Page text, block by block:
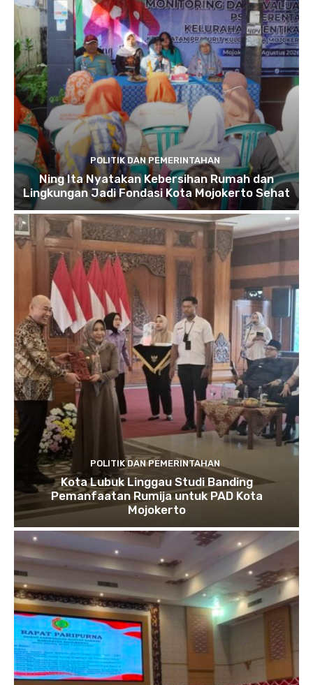
POLITIK DAN PEMERINTAHAN
Ning Ita Nyatakan Kebersihan Rumah dan
Lingkungan Jadi Fondasi Kota Mojokerto Sehat
POLITIK DAN PEMERINTAHAN
Kota Lubuk Linggau Studi Banding
Pemanfaatan Rumija untuk PAD Kota
Mojokerto